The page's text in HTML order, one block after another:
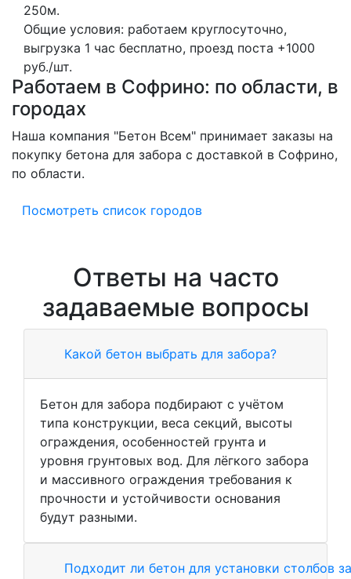
250м.
Общие условия: работаем круглосуточно,
выгрузка 1 час бесплатно, проезд поста +1000
руб./шт.
Работаем в Софрино: по области, в
городах
Наша компания "Бетон Всем" принимает заказы на
покупку бетона для забора с доставкой в Софрино,
по области.
Посмотреть список городов
Ответы на часто
задаваемые вопросы
Какой бетон выбрать для забора?
Бетон для забора подбирают с учётом
типа конструкции, веса секций, высоты
ограждения, особенностей грунта и
уровня грунтовых вод. Для лёгкого забора
и массивного ограждения требования к
прочности и устойчивости основания
будут разными.
Подходит ли бетон для установки столбов